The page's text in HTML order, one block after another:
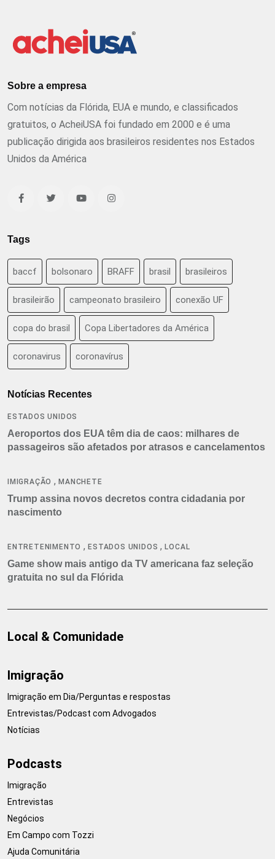
Sobre a empresa
Com notícias da Flórida, EUA e mundo, e classificados
gratuitos, o AcheiUSA foi fundado em 2000 e é uma
publicação dirigida aos brasileiros residentes nos Estados
Unidos da América
Tags
baccf bolsonaro BRAFF brasil brasileiros
brasileirão campeonato brasileiro conexão UF
copa do brasil Copa Libertadores da América
coronavirus coronavírus
Notícias Recentes
ESTADOS UNIDOS
Aeroportos dos EUA têm dia de caos: milhares de
passageiros são afetados por atrasos e cancelamentos
IMIGRAÇÃO ,MANCHETE
Trump assina novos decretos contra cidadania por
nascimento
ENTRETENIMENTO ,ESTADOS UNIDOS ,LOCAL
Game show mais antigo da TV americana faz seleção
gratuita no sul da Flórida
Local & Comunidade
Imigração
Imigração em Dia/Perguntas e respostas
Entrevistas/Podcast com Advogados
Notícias
Podcasts
Imigração
Entrevistas
Negócios
Em Campo com Tozzi
Ajuda Comunitária